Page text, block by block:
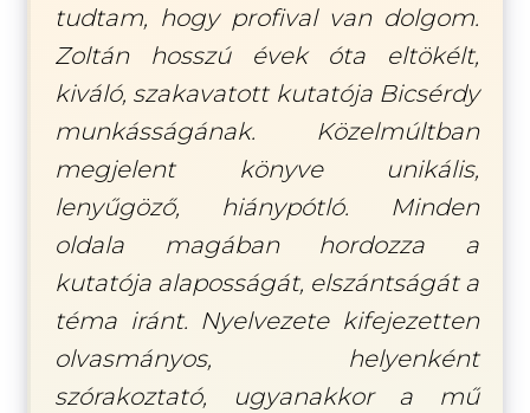
tudtam, hogy profival van dolgom.
Zoltán hosszú évek óta eltökélt,
kiváló, szakavatott kutatója Bicsérdy
munkásságának. Közelmúltban
megjelent könyve unikális,
lenyűgöző, hiánypótló. Minden
oldala magában hordozza a
kutatója alaposságát, elszántságát a
téma iránt. Nyelvezete kifejezetten
olvasmányos, helyenként
szórakoztató, ugyanakkor a mű